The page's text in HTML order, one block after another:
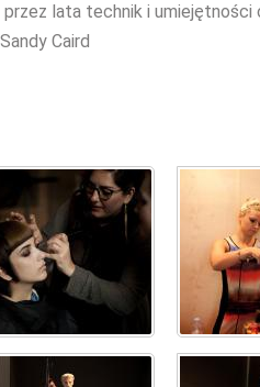
lata technik i umiejętności
Caird